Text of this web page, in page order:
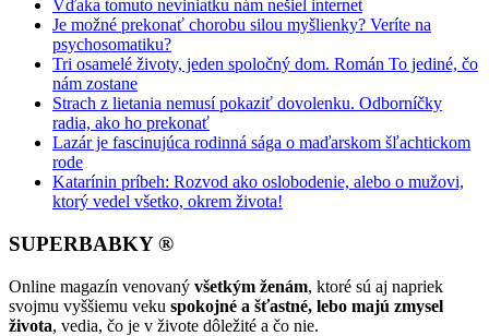
Vďaka tomuto neviniatku nám nešiel internet
Je možné prekonať chorobu silou myšlienky? Veríte na
psychosomatiku?
Tri osamelé životy, jeden spoločný dom. Román To jediné, čo
nám zostane
Strach z lietania nemusí pokaziť dovolenku. Odborníčky
radia, ako ho prekonať
Lazár je fascinujúca rodinná sága o maďarskom šľachtickom
rode
Katarínin príbeh: Rozvod ako oslobodenie, alebo o mužovi,
ktorý vedel všetko, okrem života!
SUPERBABKY ®
Online magazín venovaný všetkým ženám, ktoré sú aj napriek
svojmu vyššiemu veku spokojné a šťastné, lebo majú zmysel
života, vedia, čo je v živote dôležité a čo nie.